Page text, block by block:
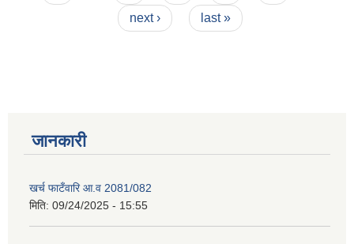
next ›
last »
जानकारी
खर्च फाटँवारि आ.व 2081/082
मिति: 09/24/2025 - 15:55